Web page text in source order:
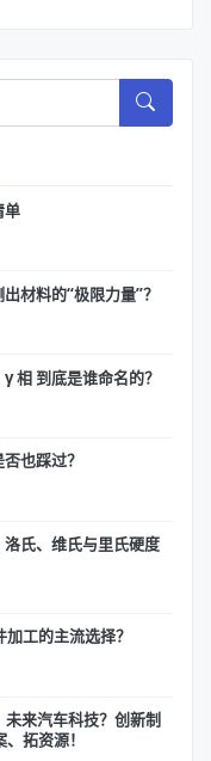
单
材料的“极限力量”？
相 到底是谁命名的？
也踩过？
氏、维氏与里氏硬度
工的主流选择？
来汽车科技？创新制
拓资源！